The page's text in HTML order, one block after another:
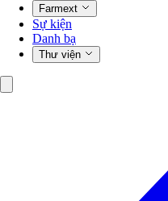
Farmext
Sự kiện
Danh bạ
Thư viện